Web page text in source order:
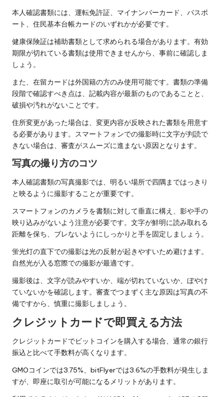
本人確認書類には、運転免許証、マイナンバーカード、パスポ
ート、住民基本台帳カードのいずれかが必要です。
健康保険証は補助書類として求められる場合があります。有効
期限が切れている書類は使用できませんから、事前に確認しま
しょう。
また、在留カードは外国籍の方のみ使用可能です。書類の準備
段階で確認すべき点は、記載内容が最新のものであることと、
破損や汚れがないことです。
住所変更があった場合は、変更内容が反映された書類を用意す
る必要があります。スマートフォンでの撮影時に文字が判読で
きない場合は、審査がスムーズに進まない原因となります。
写真の撮り方のコツ
本人確認書類の写真撮影では、明るい場所で四隅まではっきり
と映るように撮影することが重要です。
スマートフォンのカメラを書類に対して垂直に構え、影や手の
映り込みがないよう注意が必要です。文字が鮮明に読み取れる
距離を保ち、ブレないようにしっかりと手を固定しましょう。
蛍光灯の直下での撮影は光の反射が起きやすいため避けます。
自然光が入る窓際での撮影が最適です。
撮影後は、文字が読みやすいか、端が切れていないか、ぼやけ
ていないかを確認します。審査でつまずく主な原因は写真の不
備ですから、慎重に撮影しましょう。
クレジットカードで即買える方法
クレジットカードでビットコインを購入する場合、通常の銀行
振込と比べて手数料が高くなります。
GMOコインでは3.75%、bitFlyerでは3.6%の手数料が発生しま
すが、即座に取引が可能になるメリットがあります。